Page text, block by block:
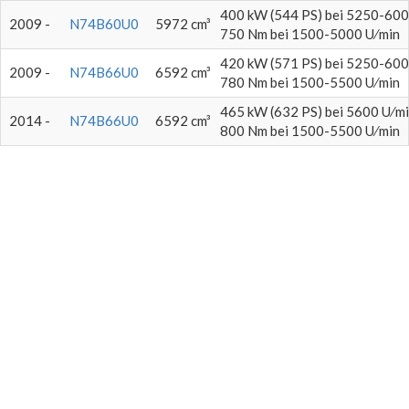
2009 - N74B60U0 5972 cm³
400 kW (544 PS) bei 5250-
750 Nm bei 1500-5000 U⁄min
2009 - N74B66U0 6592 cm³
420 kW (571 PS) bei 5250-
780 Nm bei 1500-5500 U⁄min
2014 - N74B66U0 6592 cm³
465 kW (632 PS) bei 5600
800 Nm bei 1500-5500 U⁄min